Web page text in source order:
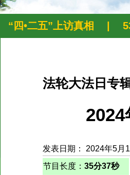
“四•二五”上访真相
法轮大法日专
发表日期： 2024年5月
节目长度： 35分37秒